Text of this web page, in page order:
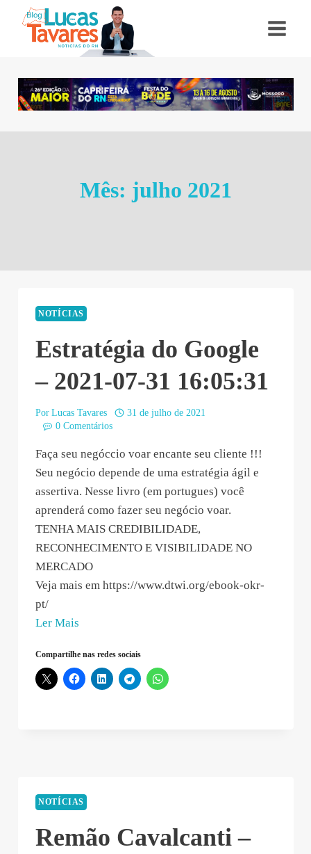
Mês: julho 2021
NOTÍCIAS
Estratégia do Google
– 2021-07-31 16:05:31
Por Lucas Tavares
31 de julho de 2021
0 Comentários
Faça seu negóccio voar encante seu cliente !!!
Seu negócio depende de uma estratégia ágil e
assertiva. Nesse livro (em portugues) você
aprenderá como fazer seu negócio voar.
TENHA MAIS CREDIBILIDADE,
RECONHECIMENTO E VISIBILIDADE NO
MERCADO
Veja mais em https://www.dtwi.org/ebook-okr-
pt/
Ler Mais
Google
–
Compartilhe nas redes sociais
NOTÍCIAS
Remão Cavalcanti –